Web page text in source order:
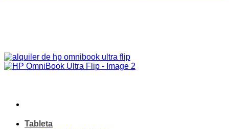
Tableta